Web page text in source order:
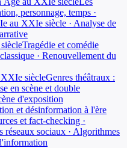
personnage, temps ·
au XXIe siècle · Analyse de
Tragédie et comédie
· Renouvellement du
siècleGenres théâtraux :
en scène et double
d'exposition
et désinformation à l'ère
et fact-checking ·
sociaux · Algorithmes